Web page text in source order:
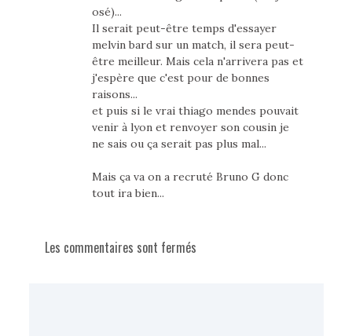
osé)...
Il serait peut-être temps d'essayer
melvin bard sur un match, il sera peut-
être meilleur. Mais cela n'arrivera pas et
j'espère que c'est pour de bonnes
raisons...
et puis si le vrai thiago mendes pouvait
venir à lyon et renvoyer son cousin je
ne sais ou ça serait pas plus mal...
Mais ça va on a recruté Bruno G donc
tout ira bien...
Les commentaires sont fermés